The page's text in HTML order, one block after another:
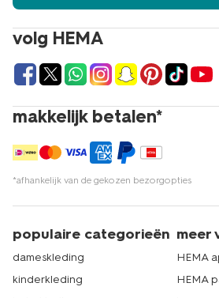
volg HEMA
makkelijk betalen*
*afhankelijk van de gekozen bezorgopties
populaire categorieën
dameskleding
kinderkleding
meer
HEMA
HEMA